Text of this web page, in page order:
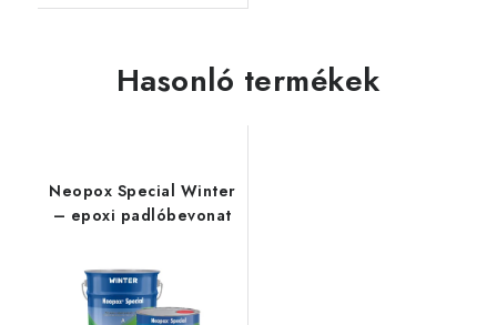
Hasonló termékek
Neopox Special Winter
– epoxi padlóbevonat